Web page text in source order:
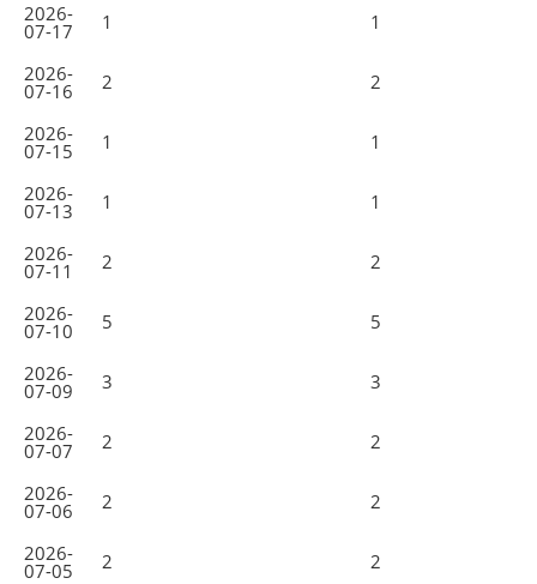
2026-
07-17 1 1
2026-
07-16 2 2
2026-
07-15 1 1
2026-
07-13 1 1
2026-
07-11 2 2
2026-
07-10 5 5
2026-
07-09 3 3
2026-
07-07 2 2
2026-
07-06 2 2
2026-
07-05 2 2